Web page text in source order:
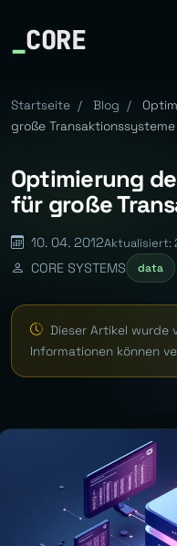
_CORE
Startseite / Blog /
große Transaktionssysteme
Optimierung
für große
10. 04. 2012Aktualisiert:
CORE SYSTEMS
data
Dieser Artikel wurde
Informationen können